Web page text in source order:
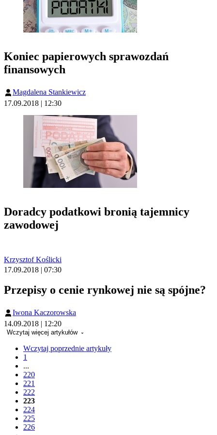
Koniec papierowych sprawozdań
finansowych
Magdalena Stankiewicz
17.09.2018 | 12:30
Doradcy podatkowi bronią tajemnicy
zawodowej
Krzysztof Koślicki
17.09.2018 | 07:30
Przepisy o cenie rynkowej nie są spójne?
Iwona Kaczorowska
14.09.2018 | 12:20
Wczytaj więcej artykułów
Wczytaj poprzednie artykuły
1
...
220
221
222
223
224
225
226